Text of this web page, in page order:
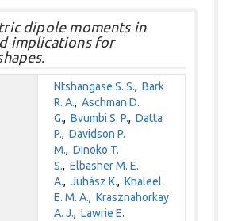
dipole moments in
implications for
Ntshangase S. S.,Bark
R. A.,Aschman D.
G.,Bvumbi S. P.,Datta
P.,Davidson P.
M.,Dinoko T.
S.,Elbasher M. E.
A.,Juhász K.,Khaleel
E. M. A.,Krasznahorkay
A. J.,Lawrie E.